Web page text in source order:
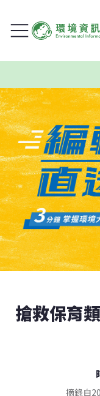
搶救保育
摘錄自